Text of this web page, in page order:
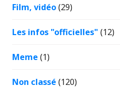
Film, vidéo(29)
Les infos "officielles" (12)
Meme (1)
Non classé (120)